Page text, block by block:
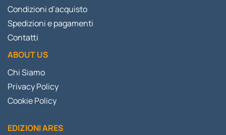
Condizioni d’acquisto
Spedizioni e pagamenti
Contatti
ABOUT US
Chi Siamo
Privacy Policy
Cookie Policy
EDIZIONI ARES